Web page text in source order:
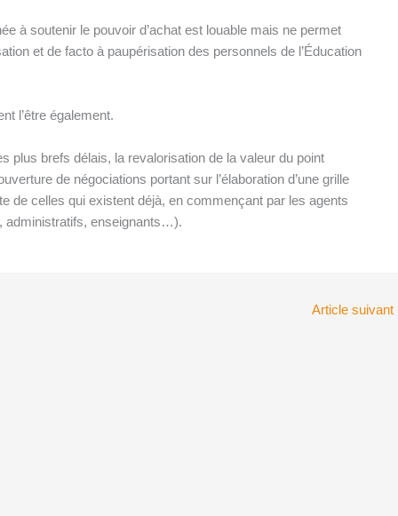
à soutenir le pouvoir d’achat est louable mais ne permet
et de facto à paupérisation des personnels de l’Éducation
l’être également.
plus brefs délais, la revalorisation de la valeur du point
de négociations portant sur l’élaboration d’une grille
de celles qui existent déjà, en commençant par les agents
administratifs, enseignants…).
Article suivant